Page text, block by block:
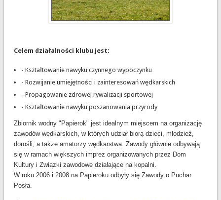
Celem działalności klubu jest:
- Kształtowanie nawyku czynnego wypoczynku
- Rozwijanie umiejętności i zainteresowań wędkarskich
- Propagowanie zdrowej rywalizacji sportowej
- Kształtowanie nawyku poszanowania przyrody
Zbiornik wodny "Papierok" jest idealnym miejscem na organizację
zawodów wędkarskich, w których udział biorą dzieci, młodzież,
dorośli, a także amatorzy wędkarstwa. Zawody głównie odbywają
się w ramach większych imprez organizowanych przez Dom
Kultury i Związki zawodowe działające na kopalni.
W roku 2006 i 2008 na Papieroku odbyły się Zawody o Puchar
Posła.